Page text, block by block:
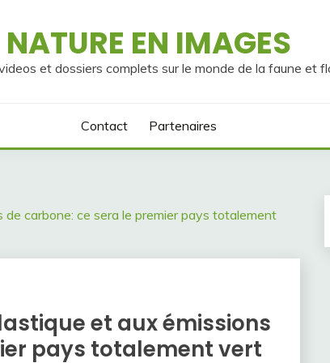
NATURE EN IMAGES
et dossiers complets sur le monde de la faune et
Contact Partenaires
carbone: ce sera le premier pays totalement
et aux émissions
pays totalement vert